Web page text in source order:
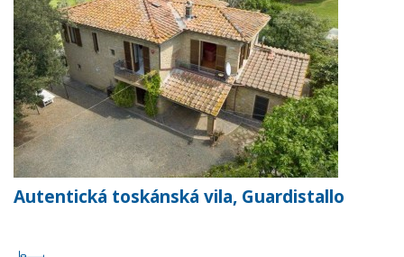
Autentická toskánská vila, Guardistallo